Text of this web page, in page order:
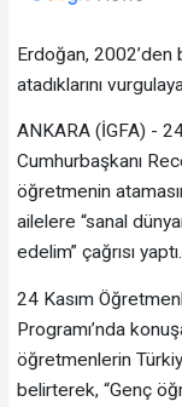
Erdoğan, 2002’den
atadıklarını
ANKARA (İGFA) -
Cumhurbaşkanı
öğretmenin
ailelere “sanal
edelim” çağrısı yaptı.
24 Kasım
Programı’nda
öğretmenlerin
belirterek, “Genç